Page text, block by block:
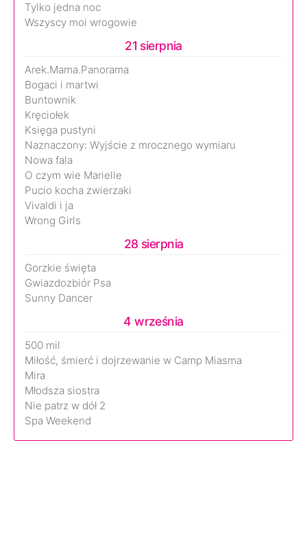
Tylko jedna noc
Wszyscy moi wrogowie
21 sierpnia
Arek.Mama.Panorama
Bogaci i martwi
Buntownik
Kręciołek
Księga pustyni
Naznaczony: Wyjście z mrocznego wymiaru
Nowa fala
O czym wie Marielle
Pucio kocha zwierzaki
Vivaldi i ja
Wrong Girls
28 sierpnia
Gorzkie święta
Gwiazdozbiór Psa
Sunny Dancer
4 września
500 mil
Miłość, śmierć i dojrzewanie w Camp Miasma
Mira
Młodsza siostra
Nie patrz w dół 2
Spa Weekend